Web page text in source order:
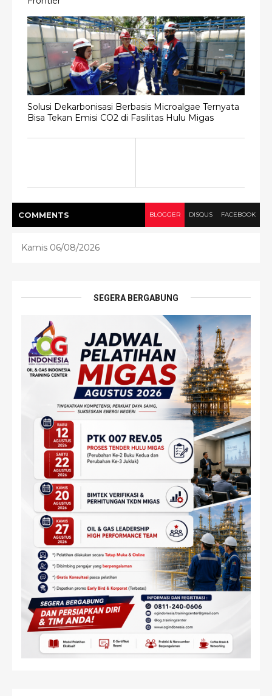
Solusi Dekarbonisasi Berbasis Microalgae Ternyata
Bisa Tekan Emisi CO2 di Fasilitas Hulu Migas
COMMENTS BLOGGER DISQUS FACEBOOK
Kamis 06/08/2026
SEGERA BERGABUNG